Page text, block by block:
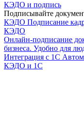
КЭДО и подпись
Подписывайте
КЭДО Подписание
КЭДО
Онлайн-подписание
бизнеса. Удобно для
Интеграция с 1С
КЭДО и 1С